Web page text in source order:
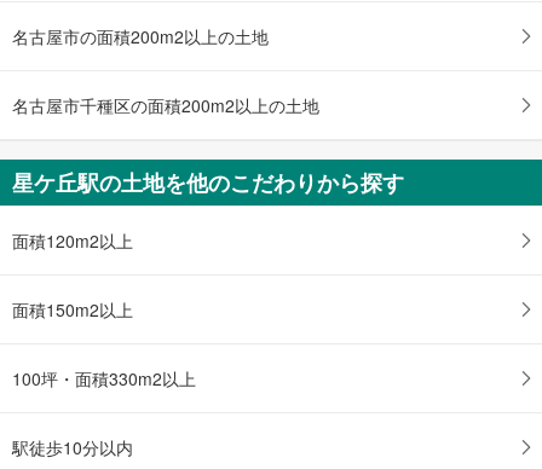
名古屋市の面積200m2以上の土地
名古屋市千種区の面積200m2以上の土地
星ケ丘駅の土地を他のこだわりから探す
面積120m2以上
面積150m2以上
100坪・面積330m2以上
駅徒歩10分以内